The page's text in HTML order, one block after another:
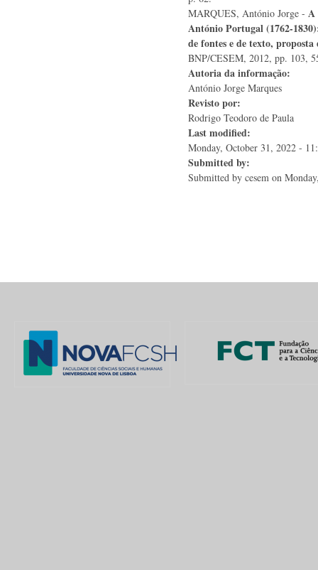
MARQUES, António Jorge - A
António Portugal (1762-
de fontes e de texto,
BNP/CESEM, 2012, pp. 103,
Autoria da informação:
António Jorge Marques
Revisto por:
Rodrigo Teodoro de Paula
Last modified:
Monday, October 31, 2022 -
Submitted by:
Submitted by cesem on